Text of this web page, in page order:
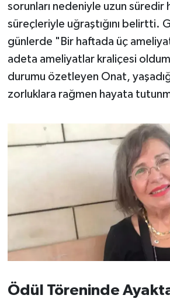
sorunları nedeniyle uzun süredir
süreçleriyle uğraştığını belirtti.
günlerde "Bir haftada üç
adeta ameliyatlar kraliçesi
durumu özetleyen Onat,
zorluklara rağmen hayata
Ödül Töreninde
Savaştepe
SEYAHAT
Sındırgı
SPOR
TARİHTE BUGÜN
TEKNOLOJİ